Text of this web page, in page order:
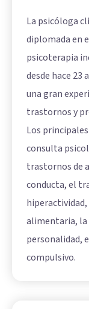
La psicóloga
diplomada en
psicoterapia
desde hace 23
una gran
trastornos y
Los
consulta
trastornos de
conducta, el
alimentaria, la
personalidad,
compulsivo.